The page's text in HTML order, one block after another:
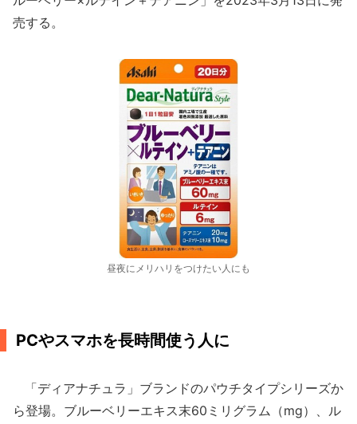
売する。
昼夜にメリハリをつけたい人にも
PCやスマホを長時間使う人に
「ディアナチュラ」ブランドのパウチタイプシリーズか
ら登場。ブルーベリーエキス末60ミリグラム（mg）、ル